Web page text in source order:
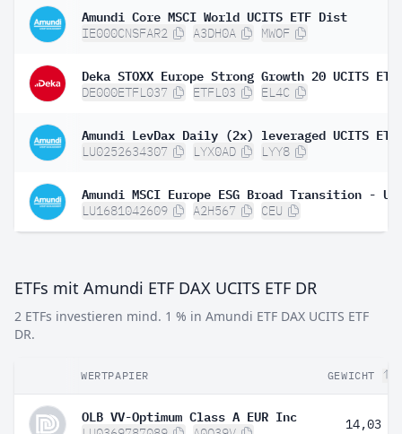
Amundi Core MSCI World UCITS ETF Dist
IE000CNSFAR2 A3DH0A MWOF
Deka STOXX Europe Strong Growth 20 UCITS ETF
DE000ETFL037 ETFL03 EL4C
Amundi LevDax Daily (2x) leveraged UCITS ETF
LU0252634307 LYX0AD LYY8
LU1681042609 A2H567 CEU
ETFs mit Amundi ETF DAX UCITS ETF DR
2 ETFs investieren mind. 1 % in Amundi ETF DAX UCITS ETF
DR.
WERTPAPIER GEWICHT
OLB VV-Optimum Class A EUR Inc 14,03 %